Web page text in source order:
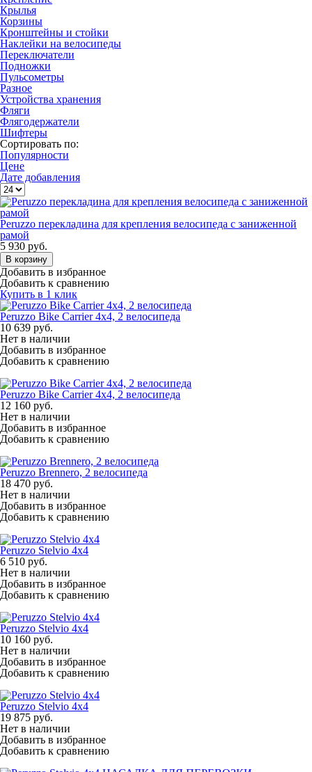
Крылья
Корзины
Кронштейны и стойки
Наклейки на велосипеды
Переключатели
Подножки
Пульсометры
Разное
Устройства хранения
Фляги
Флягодержатели
Шифтеры
Сортировать по:
Популярности
Цене
Дате добавления
Peruzzo перекладина для крепления велосипеда с заниженной
рамой
5 930 руб.
В корзину
Добавить в избранное
Добавить к сравнению
Купить в 1 клик
Peruzzo Bike Сarrier 4x4, 2 велосипеда
10 639 руб.
Нет в наличии
Добавить в избранное
Добавить к сравнению
Peruzzo Bike Сarrier 4x4, 2 велосипеда
12 160 руб.
Нет в наличии
Добавить в избранное
Добавить к сравнению
Peruzzo Brennero, 2 велосипеда
18 470 руб.
Нет в наличии
Добавить в избранное
Добавить к сравнению
Peruzzo Stelvio 4x4
6 510 руб.
Нет в наличии
Добавить в избранное
Добавить к сравнению
Peruzzo Stelvio 4x4
10 160 руб.
Нет в наличии
Добавить в избранное
Добавить к сравнению
Peruzzo Stelvio 4x4
19 875 руб.
Нет в наличии
Добавить в избранное
Добавить к сравнению